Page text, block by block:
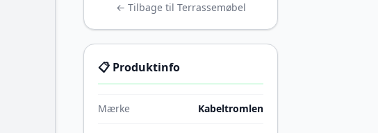
← Tilbage til Terrassemøbel
📋 Produktinfo
Mærke Kabeltromlen